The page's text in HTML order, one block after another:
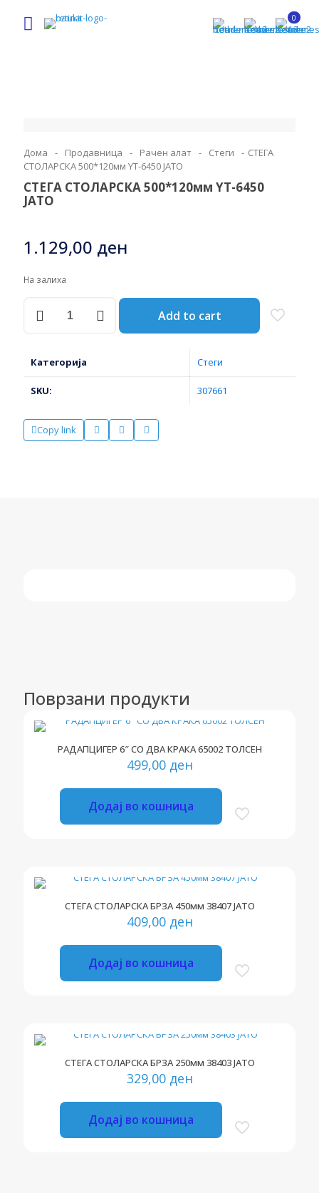
0
Дома - Продавница - Рачен алат - Стеги - СТЕГА
СТОЛАРСКА 500*120мм YT-6450 ЈАТО
СТЕГА СТОЛАРСКА 500*120мм YT-6450
ЈАТО
1.129,00 ден
На залиха
СТОЛАРСКА
6450
Add to cart
Категорија Стеги
SKU: 307661
Copy link
Поврзани продукти
РАДАПЦИГЕР 6″ СО ДВА КРАКА 65002 ТОЛСЕН
499,00 ден
Додај во кошница
СТЕГА СТОЛАРСКА БРЗА 450мм 38407 ЈАТО
409,00 ден
Додај во кошница
СТЕГА СТОЛАРСКА БРЗА 250мм 38403 ЈАТО
329,00 ден
Додај во кошница